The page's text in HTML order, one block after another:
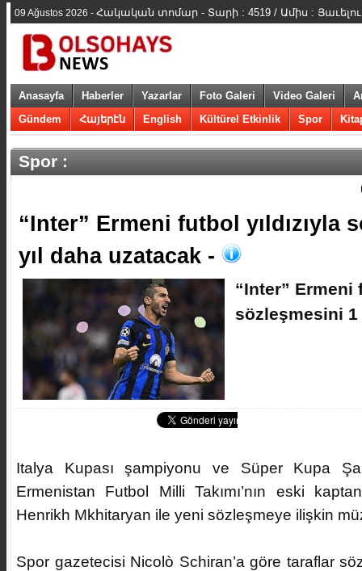
09 Ağustos 2026 - Հակական տոմար - Տարի : 4519 / Ամիս :
Anasayfa Haberler Yazarlar Foto Galeri Video Galeri
Gündem
Հայերէն English Kültürel Etkinlik Spor
Spor :
“Inter” Ermeni futbol yıldızıyla
yıl daha uzatacak -
“Inter” Ermeni
sözleşmesini 1
Italya Kupası şampiyonu ve Süper Kupa
Ermenistan Futbol Milli Takımı’nın eski
Henrikh Mkhitaryan ile yeni sözleşmeye ilişkin
Spor gazetecisi Nicolò Schiran’a göre taraflar